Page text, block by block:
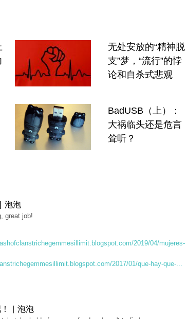
无处安放的“精神脱
支”梦，“流行”的悖
论和自杀式悲观
BadUSB（上）：
大祸临头还是危言
耸听？
泡泡
great job!
2019/04/mujeres-
2017/01/que-hay-que-...
！ | 泡泡